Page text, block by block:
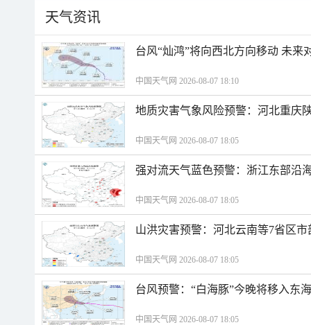
天气资讯
台风“灿鸿”将向西北方向移动 未来
中国天气网 2026-08-07 18:10
地质灾害气象风险预警：河北重庆
中国天气网 2026-08-07 18:05
强对流天气蓝色预警：浙江东部沿
中国天气网 2026-08-07 18:05
山洪灾害预警：河北云南等7省区
中国天气网 2026-08-07 18:05
台风预警：“白海豚”今晚将移入东
中国天气网 2026-08-07 18:05